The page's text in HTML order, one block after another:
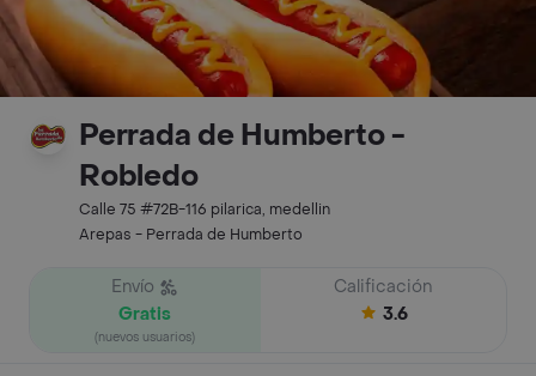
Perrada de Humberto -
Robledo
Calle 75 #72B-116 pilarica, medellin
Arepas - Perrada de Humberto
Envío
Gratis
(nuevos usuarios)
Calificación
3.6